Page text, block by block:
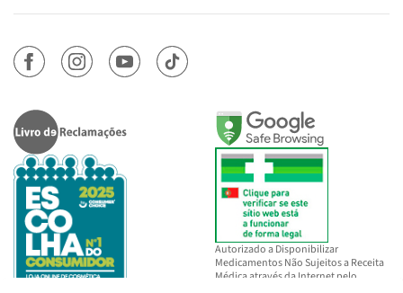
Autorizado a Disponibilizar
Medicamentos Não Sujeitos a Receita
Médica através da Internet pelo